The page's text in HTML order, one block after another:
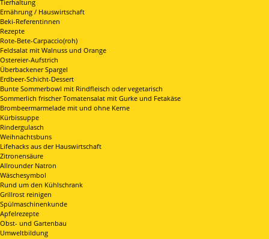
Tierhaltung
Ernährung / Hauswirtschaft
Beki-Referentinnen
Rezepte
Rote-Bete-Carpaccio(roh)
Feldsalat mit Walnuss und Orange
Ostereier-Aufstrich
Überbackener Spargel
Erdbeer-Schicht-Dessert
Bunte Sommerbowl mit Rindfleisch oder vegetarisch
Sommerlich frischer Tomatensalat mit Gurke und Fetakäse
Brombeermarmelade mit und ohne Kerne
Kürbissuppe
Rindergulasch
Weihnachtsbuns
Lifehacks aus der Hauswirtschaft
Zitronensäure
Allrounder Natron
Wäschesymbol
Rund um den Kühlschrank
Grillrost reinigen
Spülmaschinenkunde
Apfelrezepte
Obst- und Gartenbau
Umweltbildung